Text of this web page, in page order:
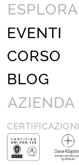
ESPLORA
EVENTI
CORSO
BLOG
AZIENDA
CERTIFICAZIONI